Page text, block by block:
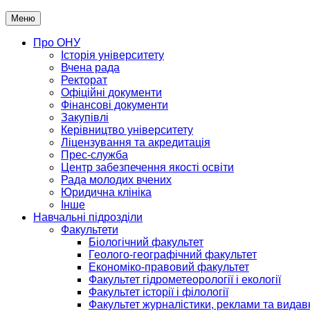
Меню
Про ОНУ
Історія університету
Вчена рада
Ректорат
Офіційні документи
Фінансові документи
Закупівлі
Керівництво університету
Ліцензування та акредитація
Прес-служба
Центр забезпечення якості освіти
Рада молодих вчених
Юридична клініка
Інше
Навчальні підрозділи
Факультети
Біологічний факультет
Геолого-географічний факультет
Економіко-правовий факультет
Факультет гідрометеорології і екології
Факультет історії і філології
Факультет журналістики, реклами та